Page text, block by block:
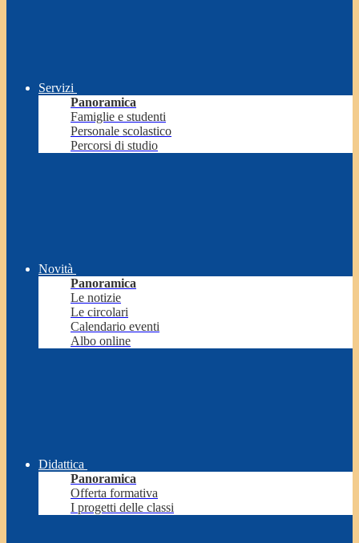
Servizi
Panoramica
Famiglie e studenti
Personale scolastico
Percorsi di studio
Novità
Panoramica
Le notizie
Le circolari
Calendario eventi
Albo online
Didattica
Panoramica
Offerta formativa
I progetti delle classi